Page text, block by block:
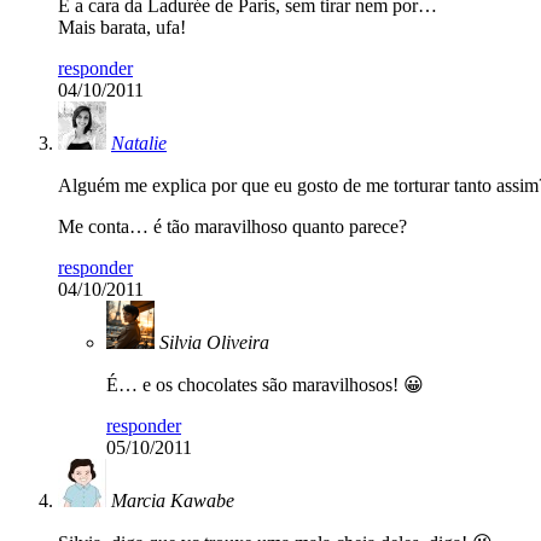
É a cara da Ladurée de Paris, sem tirar nem por…
Mais barata, ufa!
responder
04/10/2011
Natalie
Alguém me explica por que eu gosto de me torturar tanto
Me conta… é tão maravilhoso quanto parece?
responder
04/10/2011
Silvia Oliveira
É… e os chocolates são maravilhosos! 😀
responder
05/10/2011
Marcia Kawabe